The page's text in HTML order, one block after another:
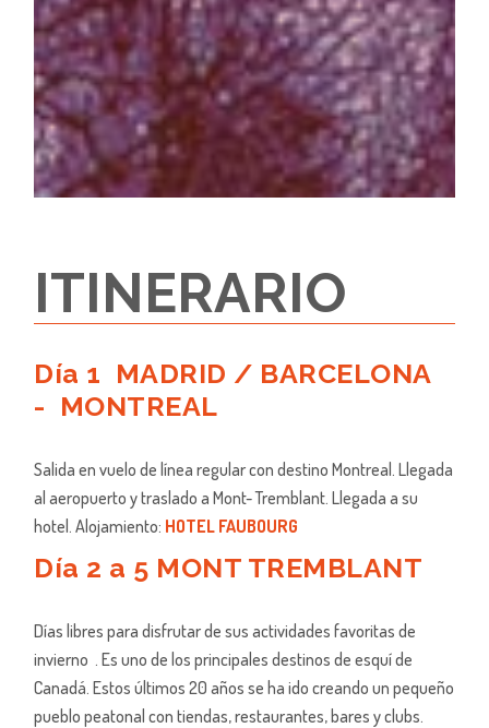
ITINERARIO
Día 1 MADRID / BARCELONA
- MONTREAL
Salida en vuelo de línea regular con destino Montreal. Llegada
al aeropuerto y traslado a Mont- Tremblant. Llegada a su
hotel. Alojamiento: HOTEL FAUBOURG
Día 2 a 5 MONT TREMBLANT
Días libres para disfrutar de sus actividades favoritas de
invierno . Es uno de los principales destinos de esquí de
Canadá. Estos últimos 20 años se ha ido creando un pequeño
pueblo peatonal con tiendas, restaurantes, bares y clubs.